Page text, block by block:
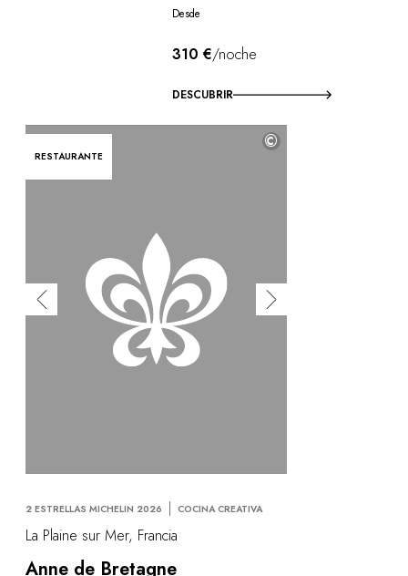
Desde
310 €/noche
DESCUBRIR
RESTAURANTE
©
2 ESTRELLAS MICHELIN 2026 COCINA CREATIVA
La Plaine sur Mer, Francia
Anne de Bretagne